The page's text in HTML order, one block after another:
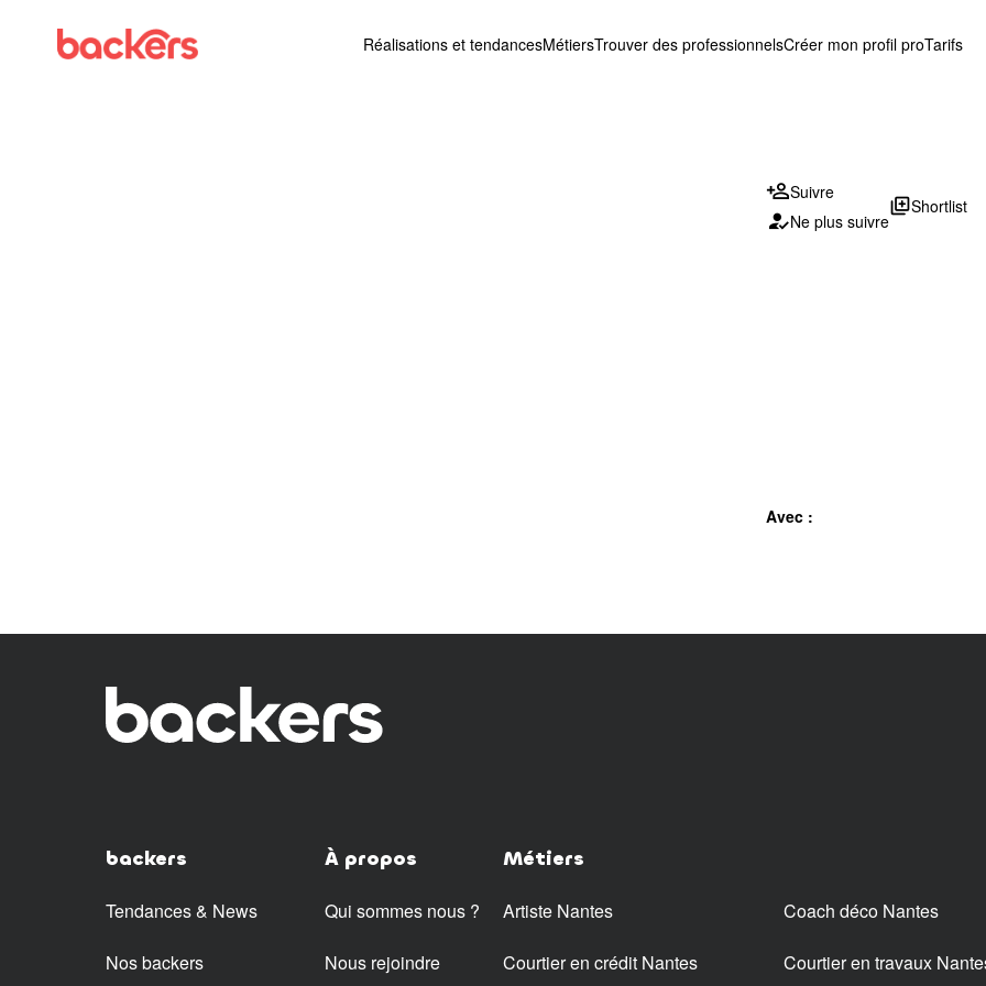
Réalisations et tendancesMétiersTrouver des professionnelsCréer mon profil proTarifs
Suivre
Ne plus suivre
library_addShortlist
Avec :
backers
Tendances & News
Nos backers
À propos
Qui sommes nous ?
Nous rejoindre
Métiers
Artiste Nantes Coach déco Nantes
Courtier en crédit Nantes Courtier en travaux